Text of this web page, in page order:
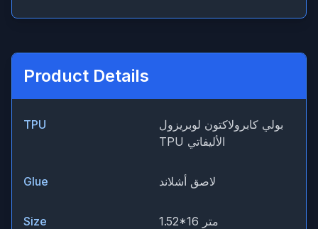
Product Details
TPU
بولي كابرولاكتون لوبريزول
TPU الأليفاتي
Glue لاصق أشلاند
Size 1.52*16 متر